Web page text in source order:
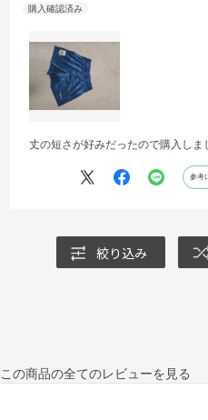
丈の短さが好みだったので購入しま
参考
絞り込み
この商品の全てのレビューを見る